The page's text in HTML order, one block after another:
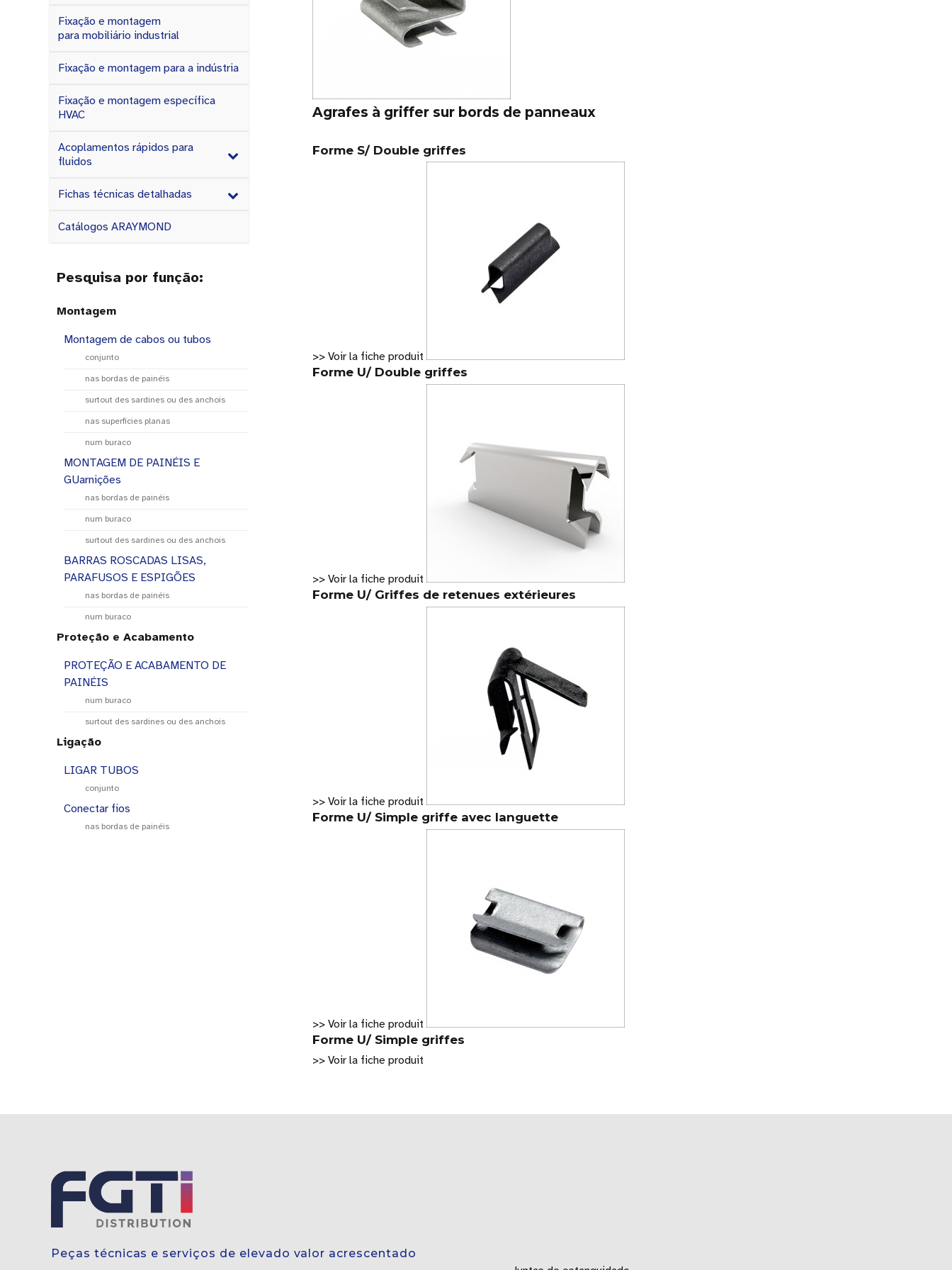
Agrafes à griffer sur bords de panneaux
Forme S/ Double griffes
>> Voir la fiche produit
Forme U/ Double griffes
>> Voir la fiche produit
Forme U/ Griffes de retenues extérieures
>> Voir la fiche produit
Forme U/ Simple griffe avec languette
>> Voir la fiche produit
Forme U/ Simple griffes
>> Voir la fiche produit
Fixação e montagem
para mobiliário industrial
Fixação e montagem para a indústria
Fixação e montagem específica
HVAC
Acoplamentos rápidos para
fluidos
Fichas técnicas detalhadas
Catálogos ARAYMOND
Pesquisa por função:
Montagem
Montagem de cabos ou tubos
conjunto
nas bordas de painéis
surtout des sardines ou des anchois
nas superfícies planas
num buraco
MONTAGEM DE PAINÉIS E
GUarnições
nas bordas de painéis
num buraco
surtout des sardines ou des anchois
BARRAS ROSCADAS LISAS,
PARAFUSOS E ESPIGÕES
nas bordas de painéis
num buraco
Proteção e Acabamento
PROTEÇÃO E ACABAMENTO DE
PAINÉIS
num buraco
surtout des sardines ou des anchois
Ligação
LIGAR TUBOS
conjunto
Conectar fios
nas bordas de painéis
Peças técnicas e serviços de elevado valor acrescentado